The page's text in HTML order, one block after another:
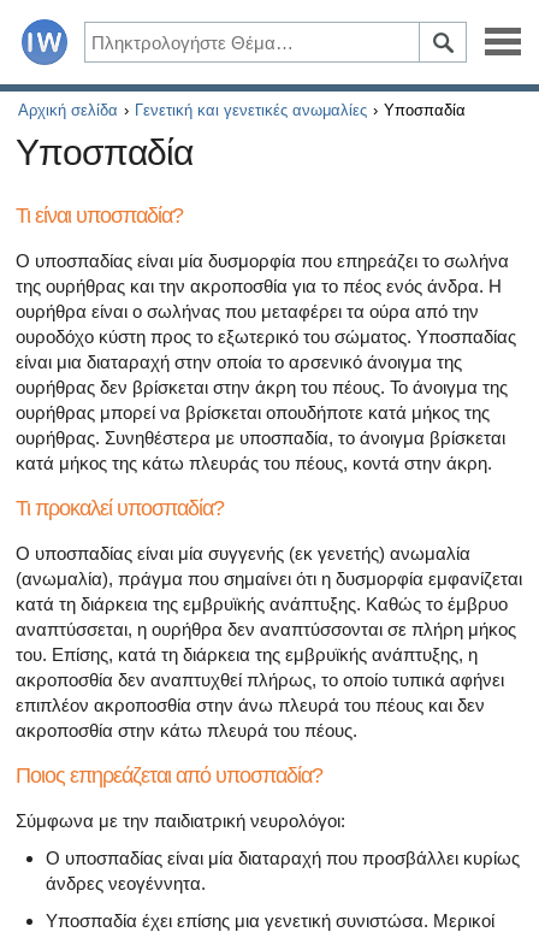
Ασθένειες
Συμπτώματα
Φάρμακα και συμπληρώματα
Υγιεινός τρόπος ζωής
Όλα τα άρθρα σχετικά με το διαβήτη και τη στυτική
Όλα τα άρθρα για τη σεξουαλική υγεία
Όλα τα άρθρα σχετικά με το διαβήτη και το ενδοκρινικό
Όλα τα άρθρα για το αρσενικό αναπαραγωγικό σύστημα
Όλα τα άρθρα σχετικά με την κατάθλιψη και τη στυτική
Όλα τα άρθρα για τη στυτική δυσλειτουργία
Όλα τα άρθρα για τις σχέσεις και στυτική δυσλειτουργία
Όλα τα άρθρα για τα σεξουαλικώς μεταδιδόμενα
Όλα τα άρθρα σχετικά με τη διαχείριση της σκλήρυνσης
Αρχική σελίδα Γενετική και γενετικές ανωμαλίες Υποσπαδία
Υποσπαδία
Τι είναι υποσπαδία?
Ο υποσπαδίας είναι μία δυσμορφία που επηρεάζει το σωλήνα
της ουρήθρας και την ακροποσθία για το πέος ενός άνδρα. Η
ουρήθρα είναι ο σωλήνας που μεταφέρει τα ούρα από την
ουροδόχο κύστη προς το εξωτερικό του σώματος. Υποσπαδίας
είναι μια διαταραχή στην οποία το αρσενικό άνοιγμα της
ουρήθρας δεν βρίσκεται στην άκρη του πέους. Το άνοιγμα της
ουρήθρας μπορεί να βρίσκεται οπουδήποτε κατά μήκος της
ουρήθρας. Συνηθέστερα με υποσπαδία, το άνοιγμα βρίσκεται
κατά μήκος της κάτω πλευράς του πέους, κοντά στην άκρη.
Τι προκαλεί υποσπαδία?
Ο υποσπαδίας είναι μία συγγενής (εκ γενετής) ανωμαλία
(ανωμαλία), πράγμα που σημαίνει ότι η δυσμορφία εμφανίζεται
κατά τη διάρκεια της εμβρυϊκής ανάπτυξης. Καθώς το έμβρυο
αναπτύσσεται, η ουρήθρα δεν αναπτύσσονται σε πλήρη μήκος
του. Επίσης, κατά τη διάρκεια της εμβρυϊκής ανάπτυξης, η
ακροποσθία δεν αναπτυχθεί πλήρως, το οποίο τυπικά αφήνει
επιπλέον ακροποσθία στην άνω πλευρά του πέους και δεν
ακροποσθία στην κάτω πλευρά του πέους.
Ποιος επηρεάζεται από υποσπαδία?
Σύμφωνα με την παιδιατρική νευρολόγοι:
Ο υποσπαδίας είναι μία διαταραχή που προσβάλλει κυρίως
άνδρες νεογέννητα.
Υποσπαδία έχει επίσης μια γενετική συνιστώσα. Μερικοί